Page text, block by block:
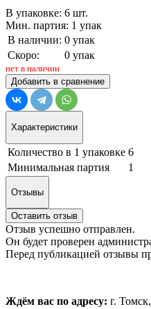
В упаковке: 6 шт.
Мин. партия: 1 упак
В наличии: 0 упак
Скоро:
0 упак
нет в наличии
Добавить в сравнение
Характеристики
Количество в 1 упаковке 6
Минимальная партия
1
Отзывы
Оставить отзыв
Отзыв успешно отправлен.
Он будет проверен
Перед публикацией отзывы
Ждём вас по адресу: г.